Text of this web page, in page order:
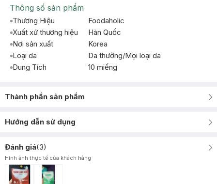
Thông số sản phẩm
Thương Hiệu
Foodaholic
Xuất xứ thương hiệu
Hàn Quốc
Nơi sản xuất
Korea
Loại da
Da thường/Mọi loại da
Dung Tích
10 miếng
Thành phần sản phẩm
Hướng dẫn sử dụng
Đánh giá(3)
Hình ảnh thực tế của khách hàng